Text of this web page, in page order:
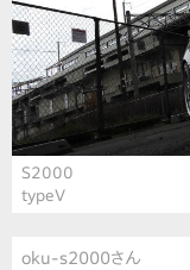
S2000
typeV
oku-s2000さん